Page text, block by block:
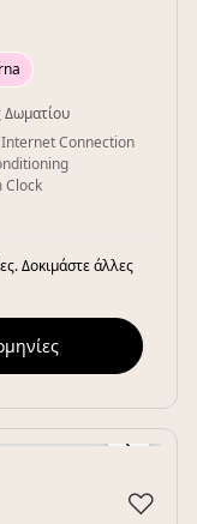
Δωματίου
Internet Connection
Clock
Δοκιμάστε άλλες
›
♡